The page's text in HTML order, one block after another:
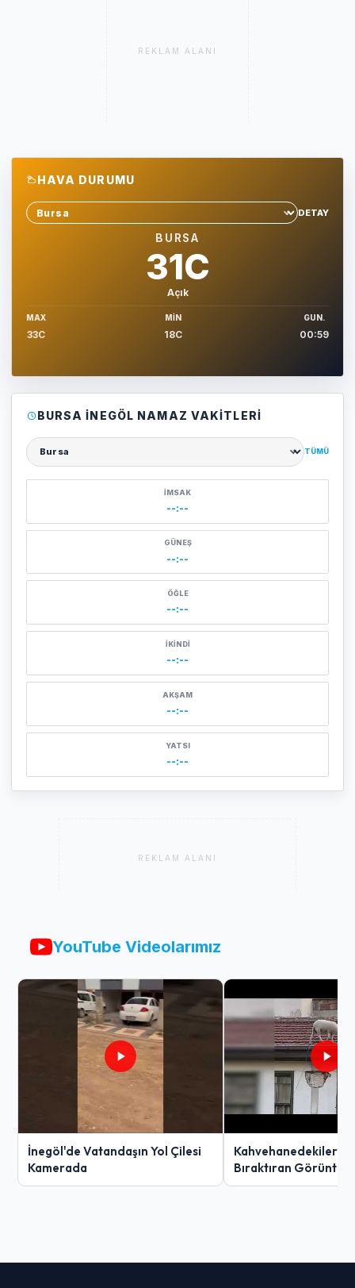
REKLAM ALANI
HAVA DURUMU
Sehir sec
DETAY
BURSA
31C
Açık
MAX
33C
MIN
18C
GUN.
00:59
BURSA İNEGÖL NAMAZ VAKITLERI
Şehir seçin
TÜMÜ
İMSAK
--:--
GÜNEŞ
--:--
ÖĞLE
--:--
İKINDI
--:--
AKŞAM
--:--
YATSI
--:--
REKLAM ALANI
YouTube Videolarımız
İnegöl'de Vatandaşın Yol Çilesi
Kamerada
Kahvehanedekiler
Bıraktıran Görüntü!